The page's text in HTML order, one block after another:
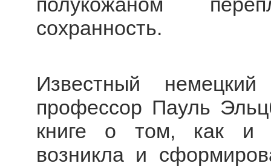
сохранность.
Известный немецкий
профессор Пауль
книге о том, как и
возникла и